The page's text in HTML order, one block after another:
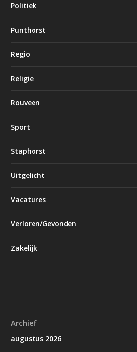
Politiek
Punthorst
Regio
Religie
Rouveen
Sport
Staphorst
Uitgelicht
Vacatures
Verloren/Gevonden
Zakelijk
Archief
augustus 2026